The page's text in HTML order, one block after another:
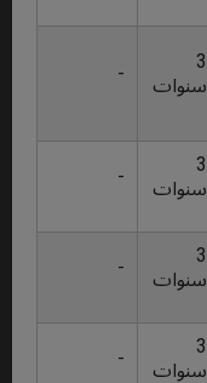
3
سنوات
-
3
سنوات
-
3
سنوات
-
3
سنوات
-